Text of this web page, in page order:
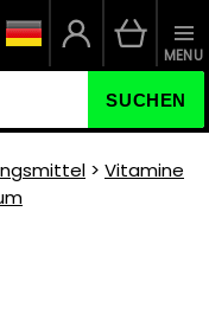
SUCHEN
MENU
Vitamine